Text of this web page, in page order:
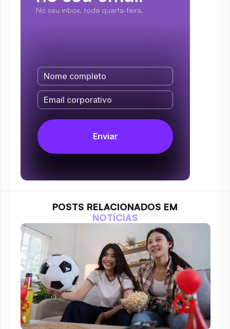
No seu inbox, toda quarta-feira.
POSTS RELACIONADOS EM
NOTÍCIAS